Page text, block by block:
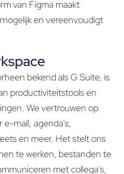
van Figma maakt
en vereenvoudigt
bekend als G Suite, is
productiviteitstools en
We vertrouwen op
e-mail, agenda's,
en meer. Het stelt ons
te werken, bestanden te
met collega's,